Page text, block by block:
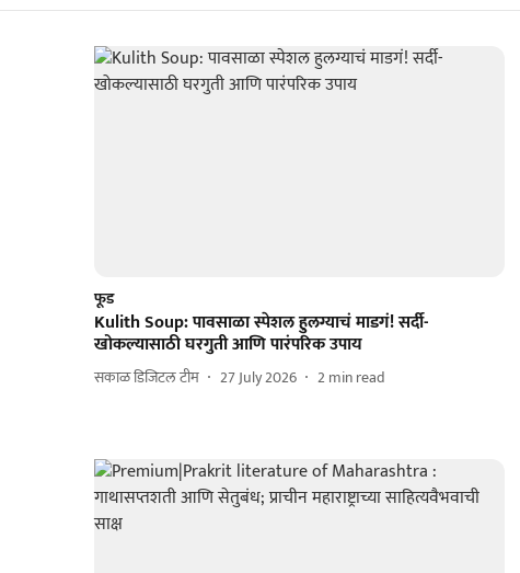
फूड
Kulith Soup: पावसाळा स्पेशल हुलग्याचं माडगं! सर्दी-
खोकल्यासाठी घरगुती आणि पारंपरिक उपाय
सकाळ डिजिटल टीम 27 July 2026 2min read